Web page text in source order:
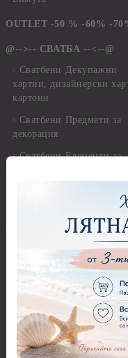
OUTLET -50 % -60% -
@-->-- СВАТБА --<--@
Сватбени Декупажни
хартии, дизайнерски
картони
Сватбени Предмети за
декорация
Сватбени Елементи за
--<--@ КРЪЩЕНЕ @-->--
Кръщене - Предмети за
декорация - Кутии,
Бутилки, Книги
Кръщене - Елементи
декорация
Кръщене - Хартии,
данели , панделки